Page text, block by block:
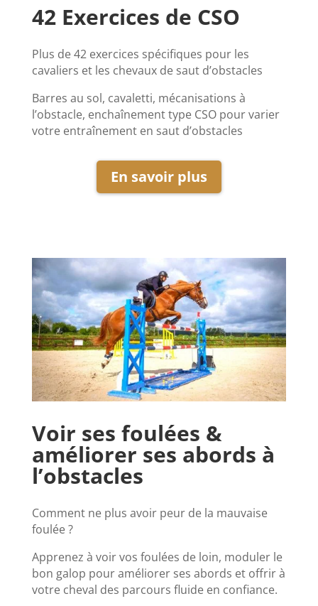
42 Exercices de CSO
Plus de 42 exercices spécifiques pour les
cavaliers et les chevaux de saut d’obstacles
Barres au sol, cavaletti, mécanisations à
l’obstacle, enchaînement type CSO pour varier
votre entraînement en saut d’obstacles
En savoir plus
Voir ses foulées &
améliorer ses abords à
l’obstacles
Comment ne plus avoir peur de la mauvaise
foulée ?
Apprenez à voir vos foulées de loin, moduler le
bon galop pour améliorer ses abords et offrir à
votre cheval des parcours fluide en confiance.